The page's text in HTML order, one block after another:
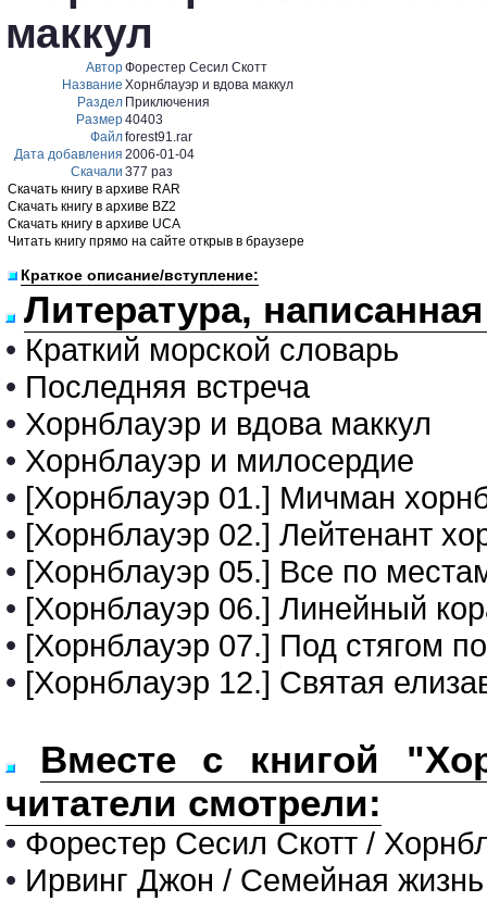
маккул
АвторФорестер Сесил Скотт
Название Хорнблауэр и вдова маккул
Раздел Приключения
Размер40403
Файлforest91.rar
Дата добавления 2006-01-04
Скачали 377 раз
Скачать книгу в архиве RAR
Скачать книгу в архиве BZ2
Скачать книгу в архиве UCA
Читать книгу прямо на сайте открыв в браузере
Краткое описание/вступление:
Литература,
• Краткий морской словарь
• Последняя встреча
• Хорнблауэр и вдова маккул
• Хорнблауэр и милосердие
• [Хорнблауэр 01.] Мичман
• [Хорнблауэр 02.] Лейтенант
• [Хорнблауэр 05.] Все по
• [Хорнблауэр 06.] Линейный
• [Хорнблауэр 07.] Под стягом
• [Хорнблауэр 12.] Святая
Вместе с книгой
читатели смотрели:
• Форестер Сесил Скотт /
• Ирвинг Джон / Семейная